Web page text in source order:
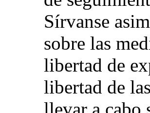
Sírvanse
sobre las
libertad de
libertad de